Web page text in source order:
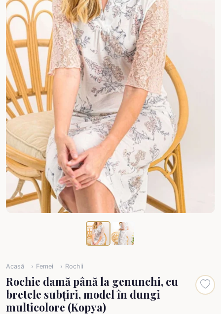
Acasă Femei Rochii
Rochie damă până la genunchi, cu
bretele subțiri, model în dungi
multicolore (Kopya)